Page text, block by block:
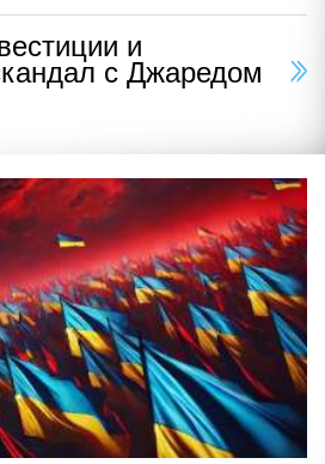
и
с Джаредом